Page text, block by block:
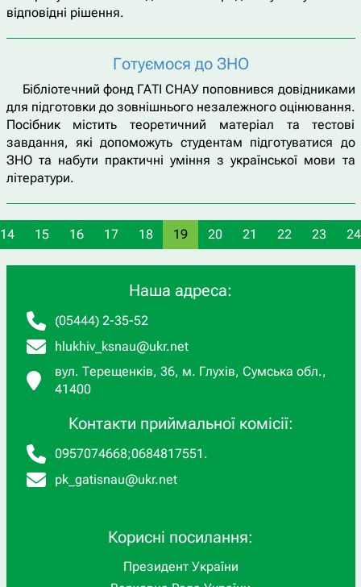
відповідні рішення.
Готуємося до ЗНО
Бібліотечний фонд ГАТІ СНАУ поповнився довідниками
для підготовки до зовнішнього незалежного оцінювання.
Посібник містить теоретичний матеріал та тестові
завдання, які допоможуть студентам підготуватися до
ЗНО та набути практичні уміння з української мови та
літератури.
14 15 16 17 18 19 20 21 22 23 24
Наша адреса:
(05444) 2-35-52
hlukhiv_ksnau@ukr.net
вул. Терещенків, 36, м. Глухів, Сумська обл.,
41400
Контакти приймальної комісії:
0957074668;0684817551 .
pk_gatisnau@ukr.net
Корисні посилання:
Президент України